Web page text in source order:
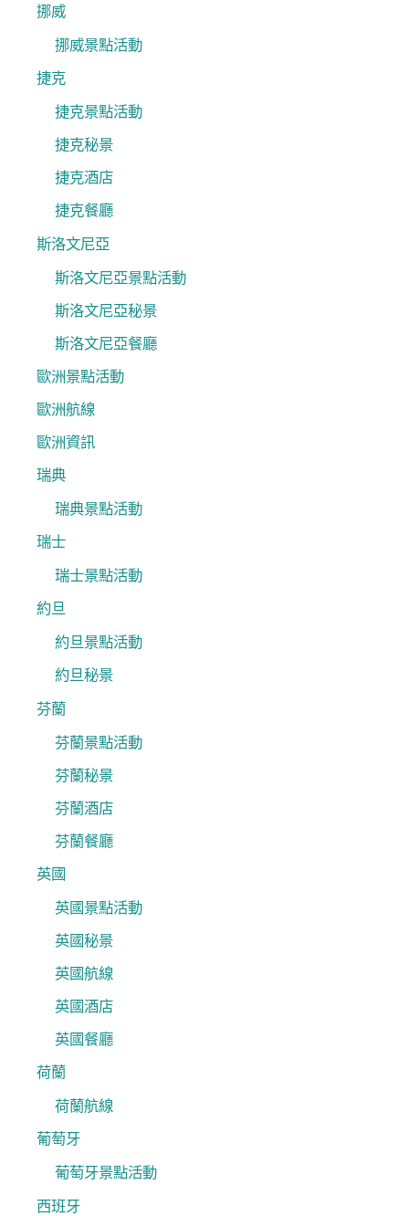
挪威
挪威景點活動
捷克
捷克景點活動
捷克秘景
捷克酒店
捷克餐廳
斯洛文尼亞
斯洛文尼亞景點活動
斯洛文尼亞秘景
斯洛文尼亞餐廳
歐洲景點活動
歐洲航線
歐洲資訊
瑞典
瑞典景點活動
瑞士
瑞士景點活動
約旦
約旦景點活動
約旦秘景
芬蘭
芬蘭景點活動
芬蘭秘景
芬蘭酒店
芬蘭餐廳
英國
英國景點活動
英國秘景
英國航線
英國酒店
英國餐廳
荷蘭
荷蘭航線
葡萄牙
葡萄牙景點活動
西班牙